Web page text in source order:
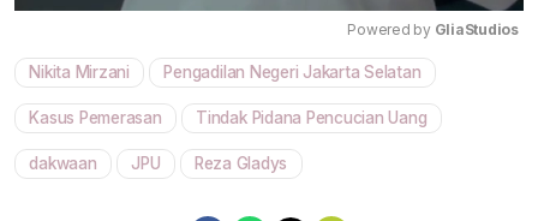
Powered by GliaStudios
Nikita Mirzani Pengadilan Negeri Jakarta Selatan
Kasus Pemerasan Tindak Pidana Pencucian Uang
dakwaan JPU Reza Gladys